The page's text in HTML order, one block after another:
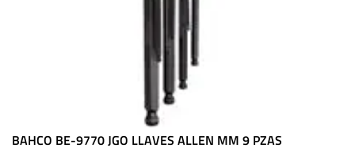
BAHCO BE-9770 JGO LLAVES ALLEN MM 9 PZAS